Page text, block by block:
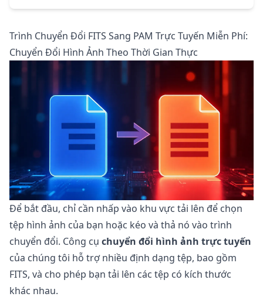
Trình Chuyển Đổi FITS Sang PAM Trực Tuyến Miễn Phí:
Chuyển Đổi Hình Ảnh Theo Thời Gian Thực
Để bắt đầu, chỉ cần nhấp vào khu vực tải lên để chọn
tệp hình ảnh của bạn hoặc kéo và thả nó vào trình
chuyển đổi. Công cụ chuyển đổi hình ảnh trực tuyến
của chúng tôi hỗ trợ nhiều định dạng tệp, bao gồm
FITS, và cho phép bạn tải lên các tệp có kích thước
khác nhau.